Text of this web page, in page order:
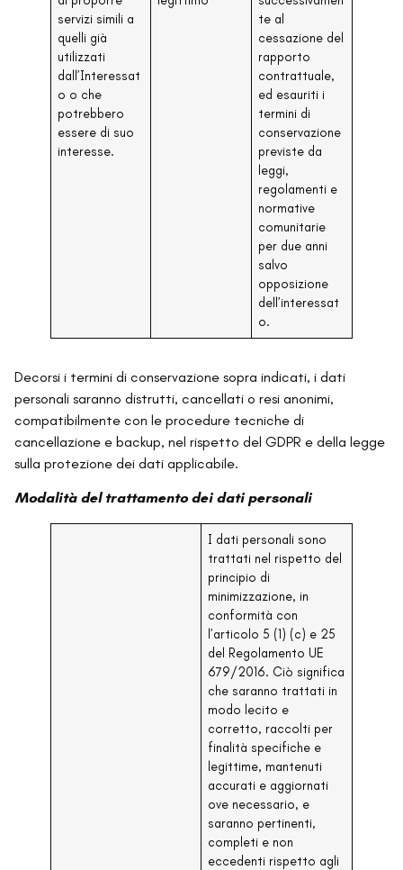
servizi simili a
quelli già
utilizzati
dall’Interessat
o o che
potrebbero
essere di suo
interesse.
te al
cessazione del
rapporto
contrattuale,
ed esauriti i
termini di
conservazione
previste da
leggi,
regolamenti e
normative
comunitarie
per due anni
salvo
opposizione
dell’interessat
o.
Decorsi i termini di conservazione sopra indicati, i dati
personali saranno distrutti, cancellati o resi anonimi,
compatibilmente con le procedure tecniche di
cancellazione e backup, nel rispetto del GDPR e della legge
sulla protezione dei dati applicabile.
Modalità del trattamento dei dati personali
I dati personali sono
trattati nel rispetto del
principio di
minimizzazione, in
conformità con
l’articolo 5 (1) (c) e 25
del Regolamento UE
679/2016. Ciò significa
che saranno trattati in
modo lecito e
corretto, raccolti per
finalità specifiche e
legittime, mantenuti
accurati e aggiornati
ove necessario, e
saranno pertinenti,
completi e non
eccedenti rispetto agli